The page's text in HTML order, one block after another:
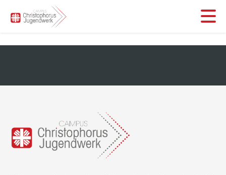
Leistungen
Inobhutnahme
Ambulante Hilfen
Was machen wir
Unsere Geschichte
kurz und knapp
FAQs für Eltern
„Fragen und Antworten“ für Kinder und Jugendliche
Blog
Alle Infos zu Ihrer Spende